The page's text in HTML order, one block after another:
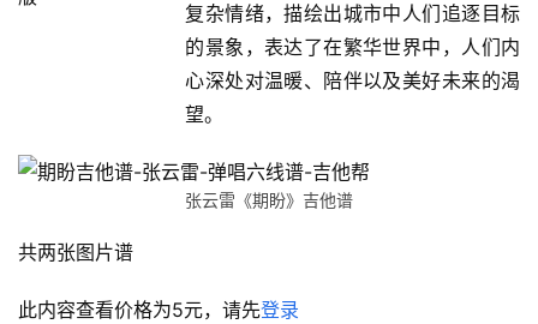
复杂情绪，描绘出城市中人们追逐目标
的景象，表达了在繁华世界中，人们内
心深处对温暖、陪伴以及美好未来的渴
望。
张云雷《期盼》吉他谱
共两张图片谱
此内容查看价格为5元，请先登录